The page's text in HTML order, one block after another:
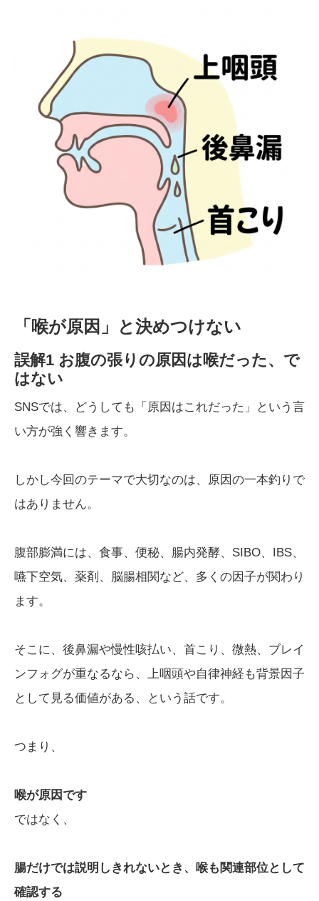
「喉が原因」と決めつけない
誤解1 お腹の張りの原因は喉だった、で
はない
SNSでは、どうしても「原因はこれだった」という言
い方が強く響きます。
しかし今回のテーマで大切なのは、原因の一本釣りで
はありません。
腹部膨満には、食事、便秘、腸内発酵、SIBO、IBS、
嚥下空気、薬剤、脳腸相関など、多くの因子が関わり
ます。
そこに、後鼻漏や慢性咳払い、首こり、微熱、ブレイ
ンフォグが重なるなら、上咽頭や自律神経も背景因子
として見る価値がある、という話です。
つまり、
喉が原因です
ではなく、
腸だけでは説明しきれないとき、喉も関連部位として
確認する